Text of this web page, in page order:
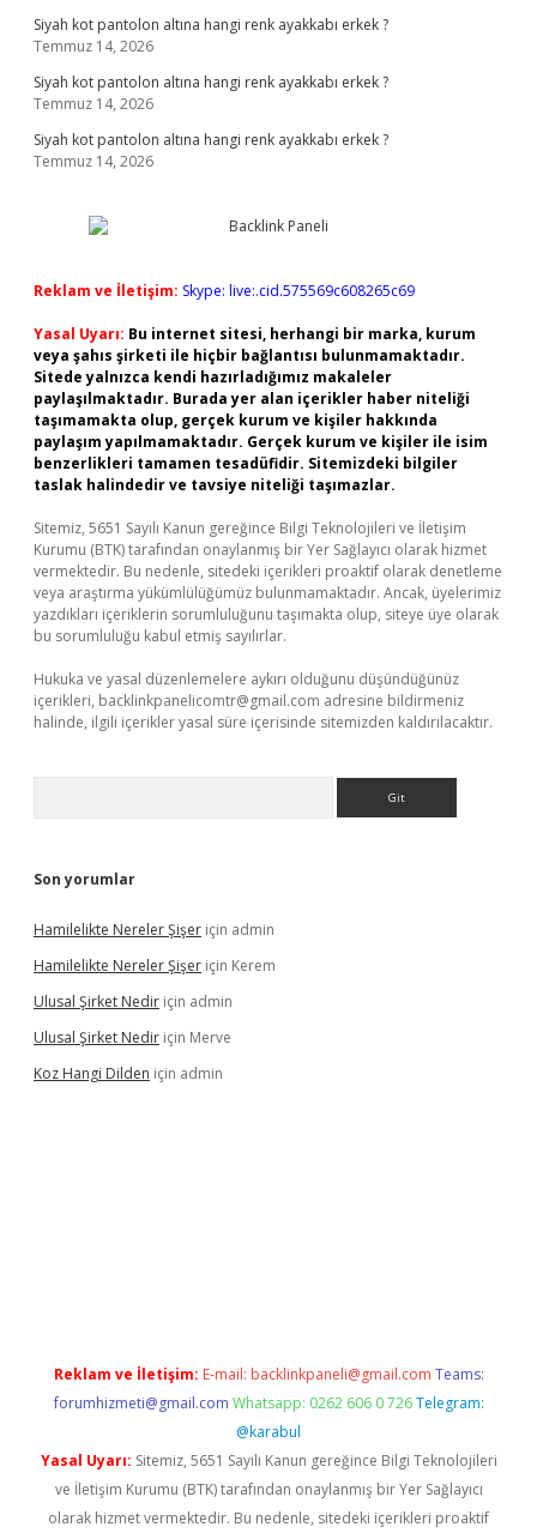
Siyah kot pantolon altına hangi renk ayakkabı erkek ?
Temmuz 14, 2026
Siyah kot pantolon altına hangi renk ayakkabı erkek ?
Temmuz 14, 2026
Siyah kot pantolon altına hangi renk ayakkabı erkek ?
Temmuz 14, 2026
Reklam ve İletişim: Skype: live:.cid.575569c608265c69
Yasal Uyarı: Bu internet sitesi, herhangi bir marka, kurum
veya şahıs şirketi ile hiçbir bağlantısı bulunmamaktadır.
Sitede yalnızca kendi hazırladığımız makaleler
paylaşılmaktadır. Burada yer alan içerikler haber niteliği
taşımamakta olup, gerçek kurum ve kişiler hakkında
paylaşım yapılmamaktadır. Gerçek kurum ve kişiler ile isim
benzerlikleri tamamen tesadüfidir. Sitemizdeki bilgiler
taslak halindedir ve tavsiye niteliği taşımazlar.
Sitemiz, 5651 Sayılı Kanun gereğince Bilgi Teknolojileri ve İletişim
Kurumu (BTK) tarafından onaylanmış bir Yer Sağlayıcı olarak hizmet
vermektedir. Bu nedenle, sitedeki içerikleri proaktif olarak denetleme
veya araştırma yükümlülüğümüz bulunmamaktadır. Ancak, üyelerimiz
yazdıkları içeriklerin sorumluluğunu taşımakta olup, siteye üye olarak
bu sorumluluğu kabul etmiş sayılırlar.
Hukuka ve yasal düzenlemelere aykırı olduğunu düşündüğünüz
içerikleri, backlinkpanelicomtr@gmail.com adresine bildirmeniz
halinde, ilgili içerikler yasal süre içerisinde sitemizden kaldırılacaktır.
Son yorumlar
Hamilelikte Nereler Şişer için admin
Hamilelikte Nereler Şişer için Kerem
Ulusal Şirket Nedir için admin
Ulusal Şirket Nedir için Merve
Koz Hangi Dilden için admin
Reklam ve İletişim: E-mail: backlinkpaneli@gmail.com Teams:
forumhizmeti@gmail.com Whatsapp: 0262 606 0 726 Telegram:
@karabul
Yasal Uyarı: Sitemiz, 5651 Sayılı Kanun gereğince Bilgi Teknolojileri
ve İletişim Kurumu (BTK) tarafından onaylanmış bir Yer Sağlayıcı
olarak hizmet vermektedir. Bu nedenle, sitedeki içerikleri proaktif